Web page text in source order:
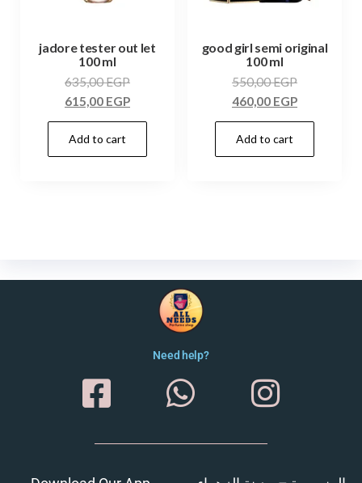
jadore tester out let
100 ml
635,00EGP
615,00 EGP
Add to cart
good girl semi original
100 ml
550,00EGP
460,00 EGP
Add to cart
Need help?